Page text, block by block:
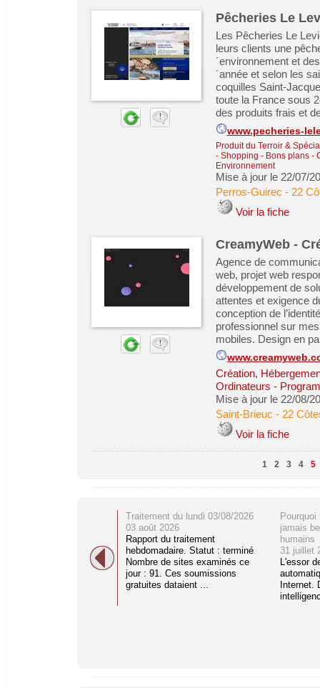
Pêcheries Le
Les Pêcheries Le
leurs clients une
´environnement et
´année et selon les
coquilles Saint-
toute la France sous
des produits frais et
www.pecheries-
Produit du Terroir &
- Shopping - Bons plans -
Environnement
Mise à jour le 22/07/
Perros-Guirec - 22
Voir la fiche
CreamyWeb -
Agence de
web, projet web
développement de
attentes et exigence
conception de
professionnel sur
mobiles. Design en
Création,
Ordinateurs -
Mise à jour le 22/08/
Saint-Brieuc - 22
Voir la fiche
1 2 3 4 5
Traitement du lundi 03/08/2026
03 août 2026
Rapport du traitement
hebdomadaire. Statut : terminé
Nombre de sites examinés ce
jour : 91. Ces soumissions
gratuites dataient ...
jamais
humains
31 juillet
L'essor
Internet.